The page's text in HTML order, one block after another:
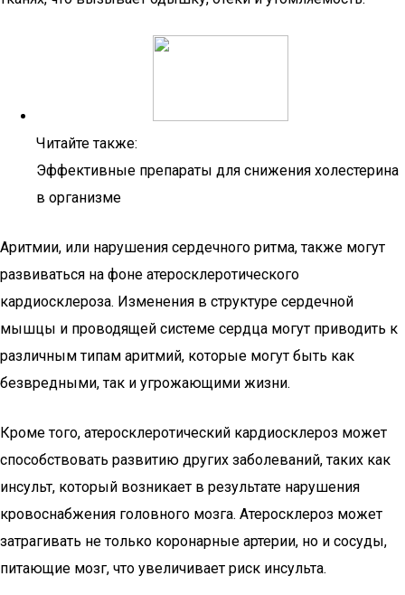
Читайте также:
Эффективные препараты для снижения холестерина
в организме
Аритмии, или нарушения сердечного ритма, также могут
развиваться на фоне атеросклеротического
кардиосклероза. Изменения в структуре сердечной
мышцы и проводящей системе сердца могут приводить к
различным типам аритмий, которые могут быть как
безвредными, так и угрожающими жизни.
Кроме того, атеросклеротический кардиосклероз может
способствовать развитию других заболеваний, таких как
инсульт, который возникает в результате нарушения
кровоснабжения головного мозга. Атеросклероз может
затрагивать не только коронарные артерии, но и сосуды,
питающие мозг, что увеличивает риск инсульта.